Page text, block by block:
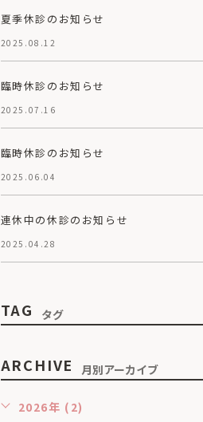
夏季休診のお知らせ
2025.08.12
臨時休診のお知らせ
2025.07.16
臨時休診のお知らせ
2025.06.04
連休中の休診のお知らせ
2025.04.28
TAG タグ
ARCHIVE 月別アーカイブ
2026年 (2)